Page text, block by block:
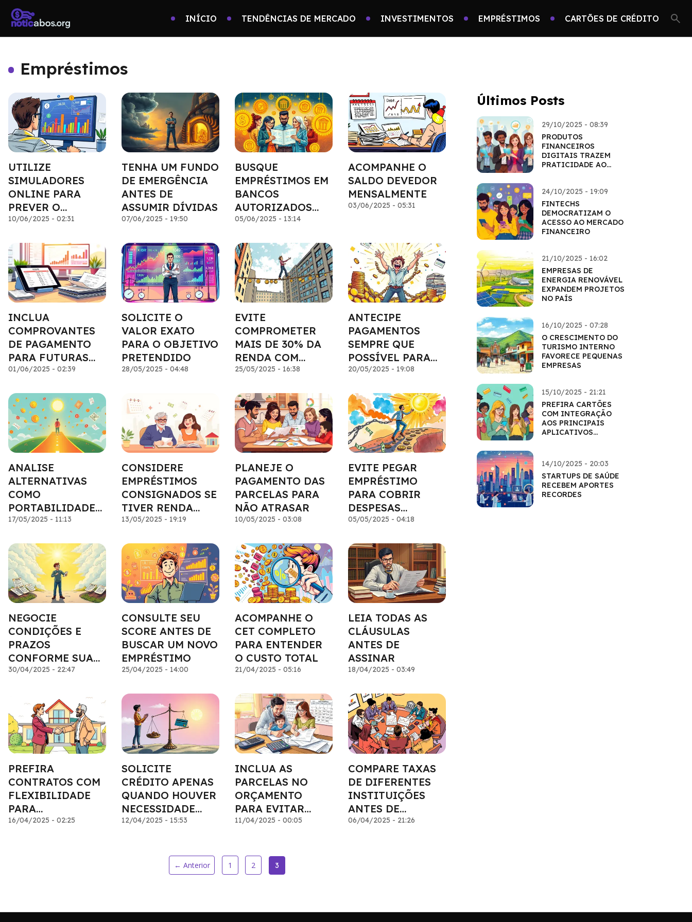
INÍCIO TENDÊNCIAS DE MERCADO INVESTIMENTOS EMPRÉSTIMOS CARTÕES DE CRÉDITO
Empréstimos
UTILIZE
SIMULADORES
ONLINE PARA
PREVER O
IMPACTO DAS
10/06/2025 - 02:31
TENHA UM FUNDO
DE EMERGÊNCIA
ANTES DE
ASSUMIR DÍVIDAS
07/06/2025 - 19:50
BUSQUE
EMPRÉSTIMOS EM
BANCOS
AUTORIZADOS
PELO BANCO
05/06/2025 - 13:14
ACOMPANHE O
SALDO DEVEDOR
MENSALMENTE
03/06/2025 - 05:31
INCLUA
COMPROVANTES
DE PAGAMENTO
PARA FUTURAS
NEGOCIAÇÕES
01/06/2025 - 02:39
SOLICITE O
VALOR EXATO
PARA O OBJETIVO
PRETENDIDO
28/05/2025 - 04:48
EVITE
COMPROMETER
MAIS DE 30% DA
RENDA COM
DÍVIDAS
25/05/2025 - 16:38
ANTECIPE
PAGAMENTOS
SEMPRE QUE
POSSÍVEL PARA
ECONOMIZAR EM
20/05/2025 - 19:08
ANALISE
ALTERNATIVAS
COMO
PORTABILIDADE
OU
17/05/2025 - 11:13
CONSIDERE
EMPRÉSTIMOS
CONSIGNADOS SE
TIVER RENDA
FIXA
13/05/2025 - 19:19
PLANEJE O
PAGAMENTO DAS
PARCELAS PARA
NÃO ATRASAR
10/05/2025 - 03:08
EVITE PEGAR
EMPRÉSTIMO
PARA COBRIR
DESPESAS
RECORRENTES
05/05/2025 - 04:18
NEGOCIE
CONDIÇÕES E
PRAZOS
CONFORME SUA
CAPACIDADE DE
30/04/2025 - 22:47
CONSULTE SEU
SCORE ANTES DE
BUSCAR UM NOVO
EMPRÉSTIMO
25/04/2025 - 14:00
ACOMPANHE O
CET COMPLETO
PARA ENTENDER
O CUSTO TOTAL
21/04/2025 - 05:16
LEIA TODAS AS
CLÁUSULAS
ANTES DE
ASSINAR
18/04/2025 - 03:49
PREFIRA
CONTRATOS COM
FLEXIBILIDADE
PARA
ANTECIPAÇÃO
16/04/2025 - 02:25
SOLICITE
CRÉDITO APENAS
QUANDO HOUVER
NECESSIDADE
REAL
12/04/2025 - 15:53
INCLUA AS
PARCELAS NO
ORÇAMENTO
PARA EVITAR
SURPRESAS
11/04/2025 - 00:05
COMPARE TAXAS
DE DIFERENTES
INSTITUIÇÕES
ANTES DE
DECIDIR
06/04/2025 - 21:26
← Anterior 1 2 3
Últimos Posts
29/10/2025 - 08:39
PRODUTOS
FINANCEIROS
DIGITAIS TRAZEM
PRATICIDADE AO
24/10/2025 - 19:09
FINTECHS
DEMOCRATIZAM O
ACESSO AO MERCADO
FINANCEIRO
21/10/2025 - 16:02
EMPRESAS DE
ENERGIA RENOVÁVEL
EXPANDEM PROJETOS
NO PAÍS
16/10/2025 - 07:28
O CRESCIMENTO DO
TURISMO INTERNO
FAVORECE PEQUENAS
EMPRESAS
15/10/2025 - 21:21
PREFIRA CARTÕES
COM INTEGRAÇÃO
AOS PRINCIPAIS
APLICATIVOS
14/10/2025 - 20:03
STARTUPS DE SAÚDE
RECEBEM APORTES
RECORDES